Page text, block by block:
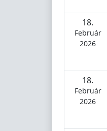
18.
Február
2026
18.
Február
2026